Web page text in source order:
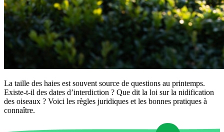
La taille des haies est souvent source de questions au printemps.
Existe-t-il des dates d’interdiction ? Que dit la loi sur la nidification
des oiseaux ? Voici les règles juridiques et les bonnes pratiques à
connaître.